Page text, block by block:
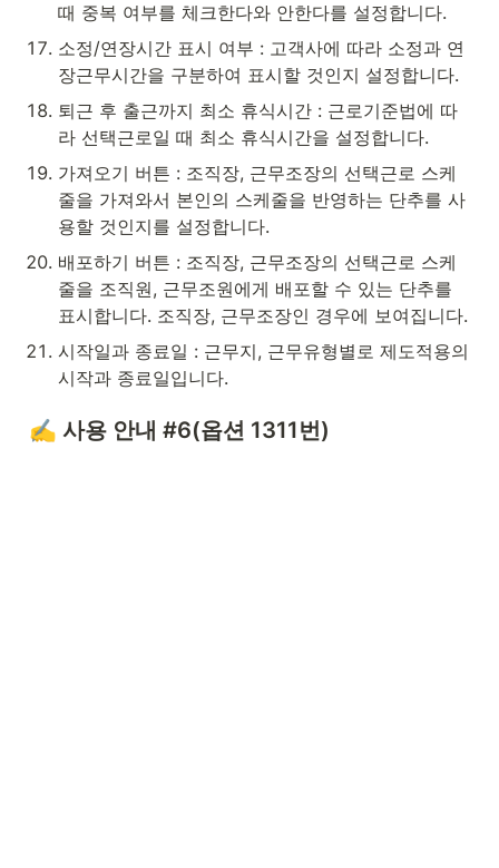
때 중복 여부를 체크한다와 안한다를 설정합니다.
소정/연장시간 표시 여부 : 고객사에 따라 소정과 연
장근무시간을 구분하여 표시할 것인지 설정합니다.
퇴근 후 출근까지 최소 휴식시간 : 근로기준법에 따
라 선택근로일 때 최소 휴식시간을 설정합니다.
가져오기 버튼 : 조직장, 근무조장의 선택근로 스케
줄을 가져와서 본인의 스케줄을 반영하는 단추를 사
용할 것인지를 설정합니다.
배포하기 버튼 : 조직장, 근무조장의 선택근로 스케
줄을 조직원, 근무조원에게 배포할 수 있는 단추를
표시합니다. 조직장, 근무조장인 경우에 보여집니다.
시작일과 종료일 : 근무지, 근무유형별로 제도적용의
시작과 종료일입니다.
✍️ 사용 안내 #6(옵션 1311번)